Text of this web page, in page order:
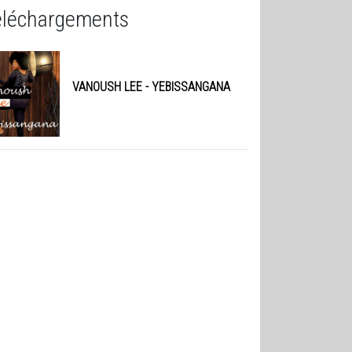
VANOUSH LEE - YEBISSANGANA